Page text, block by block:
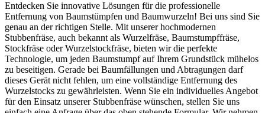
Entdecken Sie innovative Lösungen für die professionelle
Entfernung von Baumstümpfen und Baumwurzeln! Bei uns sind Sie
genau an der richtigen Stelle. Mit unserer hochmodernen
Stubbenfräse, auch bekannt als Wurzelfräse, Baumstumpffräse,
Stockfräse oder Wurzelstockfräse, bieten wir die perfekte
Technologie, um jeden Baumstumpf auf Ihrem Grundstück mühelos
zu beseitigen. Gerade bei Baumfällungen und Abtragungen darf
dieses Gerät nicht fehlen, um eine vollständige Entfernung des
Wurzelstocks zu gewährleisten. Wenn Sie ein individuelles Angebot
für den Einsatz unserer Stubbenfräse wünschen, stellen Sie uns